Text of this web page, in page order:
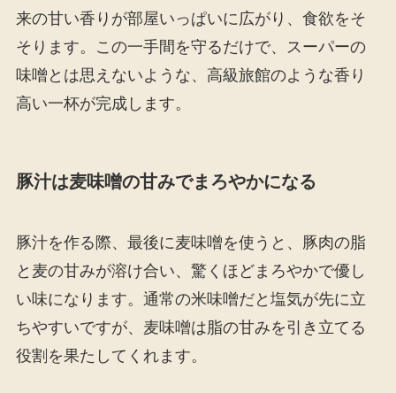
来の甘い香りが部屋いっぱいに広がり、食欲をそ
そります。この一手間を守るだけで、スーパーの
味噌とは思えないような、高級旅館のような香り
高い一杯が完成します。
豚汁は麦味噌の甘みでまろやかになる
豚汁を作る際、最後に麦味噌を使うと、豚肉の脂
と麦の甘みが溶け合い、驚くほどまろやかで優し
い味になります。通常の米味噌だと塩気が先に立
ちやすいですが、麦味噌は脂の甘みを引き立てる
役割を果たしてくれます。